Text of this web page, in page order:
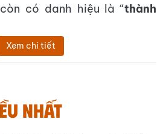
có danh hiệu là “thành
Xem chi tiết
nhất